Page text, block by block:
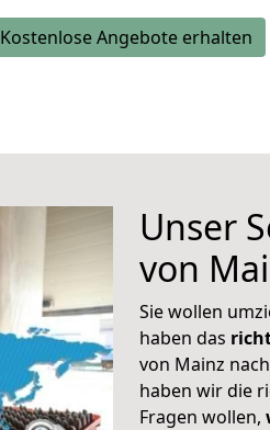
Kostenlose Angebote erhalten
Unser
von
Sie wollen
haben das
von Mainz
haben wir die
Fragen wollen,